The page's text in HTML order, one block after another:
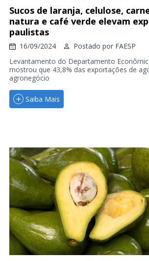
Sucos de laranja, celulose,
natura e café verde elevam
paulistas
16/09/2024 Postado por FAESP
Levantamento do Departamento
mostrou que 43,8% das exportações de
agronegócio
Saiba Mais